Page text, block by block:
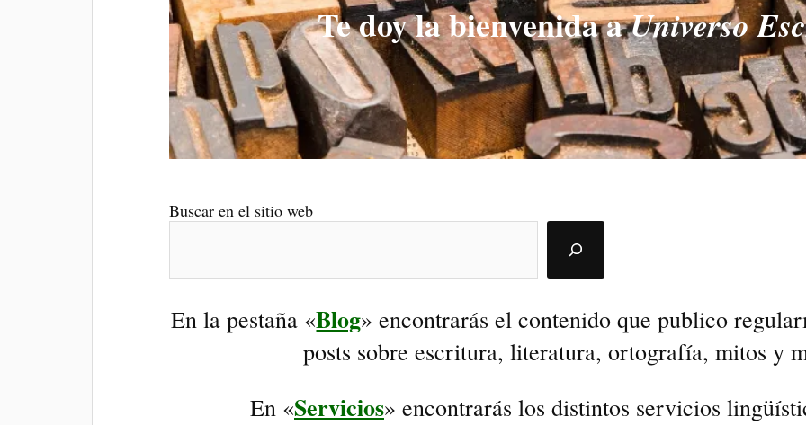
Te doy la bienvenida aUniverso
Buscar en el sitio web
En la pestaña «Blog» encontrarás el contenido que publico
posts sobre escritura, literatura, ortografía, mitos y
En «Servicios» encontrarás los distintos servicios